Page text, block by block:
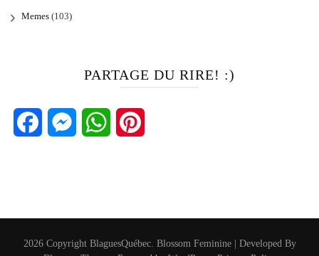
Memes (103)
PARTAGE DU RIRE! :)
FacebookMessengerWhatsApp
2026 Copyright BlaguesQuébec. Blossom Feminine | Developed By